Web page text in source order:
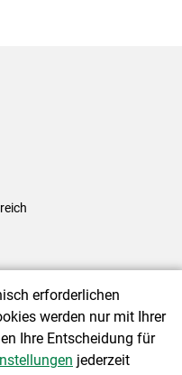
|Barrierefreiheit|
erforderlichen
werden nur mit Ihrer
Ihre Entscheidung für
jederzeit